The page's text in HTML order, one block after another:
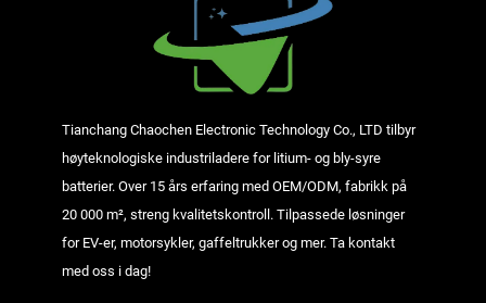
Tianchang Chaochen Electronic Technology Co., LTD tilbyr
høyteknologiske industriladere for litium- og bly-syre
batterier. Over 15 års erfaring med OEM/ODM, fabrikk på
20 000 m², streng kvalitetskontroll. Tilpassede løsninger
for EV-er, motorsykler, gaffeltrukker og mer. Ta kontakt
med oss i dag!